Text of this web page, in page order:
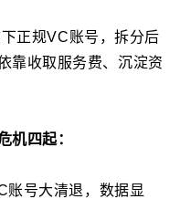
正规VC账号，拆分后
靠收取服务费、沉淀资
机四起：
账号大清退，数据显